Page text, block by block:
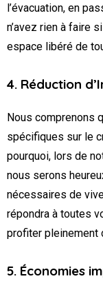
l’évacuation, en
n’avez rien à faire
espace libéré de
4. Réduction
Nous comprenons
spécifiques sur le
pourquoi, lors de
nous serons
nécessaires de
répondra à toutes
profiter pleinement
5. Économies